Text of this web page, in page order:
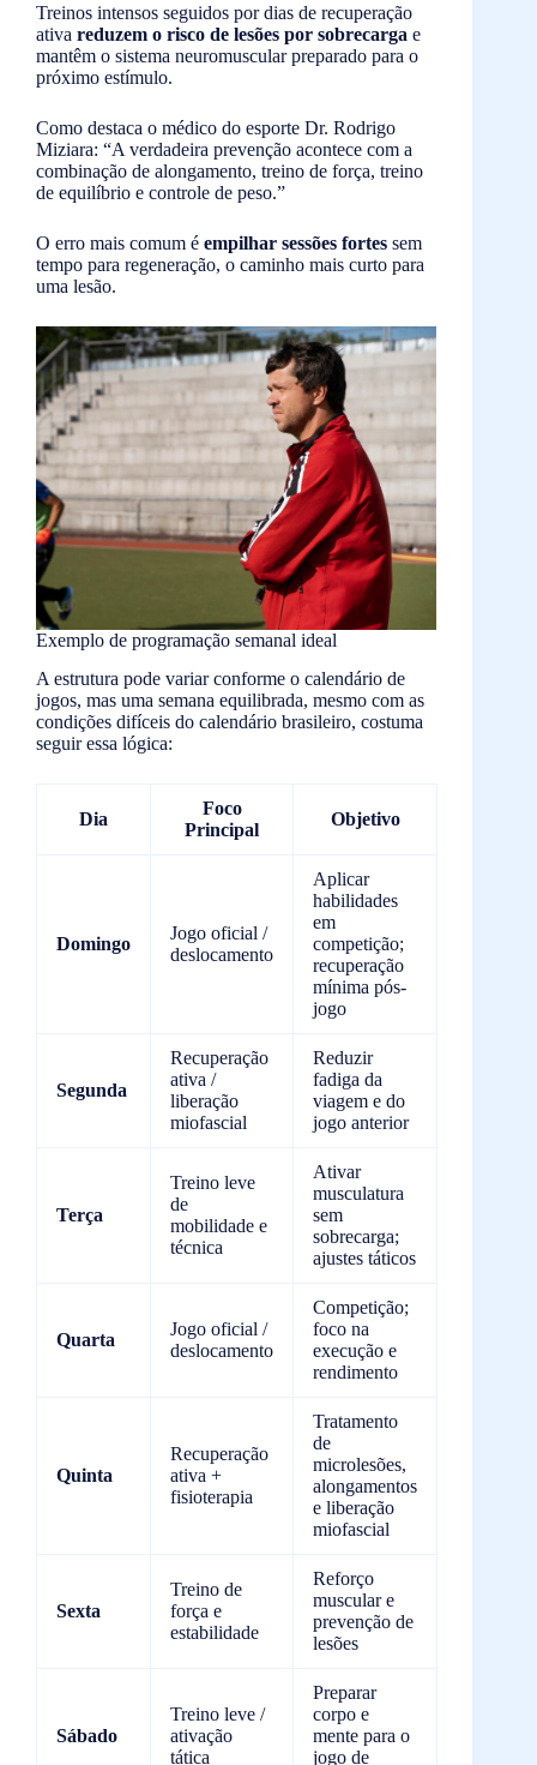
Treinos intensos seguidos por dias de recuperação
ativa reduzem o risco de lesões por sobrecarga e
mantêm o sistema neuromuscular preparado para o
próximo estímulo.
Como destaca o médico do esporte Dr. Rodrigo
Miziara: “A verdadeira prevenção acontece com a
combinação de alongamento, treino de força, treino
de equilíbrio e controle de peso.”
O erro mais comum é empilhar sessões fortes sem
tempo para regeneração, o caminho mais curto para
uma lesão.
Exemplo de programação semanal ideal
A estrutura pode variar conforme o calendário de
jogos, mas uma semana equilibrada, mesmo com as
condições difíceis do calendário brasileiro, costuma
seguir essa lógica:
Dia
Foco
Principal
Objetivo
Domingo
Jogo oficial /
deslocamento
Aplicar
habilidades
em
competição;
recuperação
mínima pós-
jogo
Segunda
Recuperação
ativa /
liberação
miofascial
Reduzir
fadiga da
viagem e do
jogo anterior
Terça
Treino leve
de
mobilidade e
técnica
Ativar
musculatura
sem
sobrecarga;
ajustes táticos
Quarta
Jogo oficial /
deslocamento
Competição;
foco na
execução e
rendimento
Quinta
Recuperação
ativa +
fisioterapia
Tratamento
de
microlesões,
alongamentos
e liberação
miofascial
Sexta
Treino de
força e
estabilidade
Reforço
muscular e
prevenção de
lesões
Sábado
Treino leve /
ativação
tática
Preparar
corpo e
mente para o
jogo de